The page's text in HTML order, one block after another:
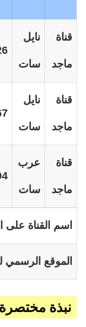
قناة
ماجد
نايل
سات
قناة
ماجد
نايل
سات
قناة
ماجد
عرب
سات
اسم القناة
الموقع الرسمي
نبذة